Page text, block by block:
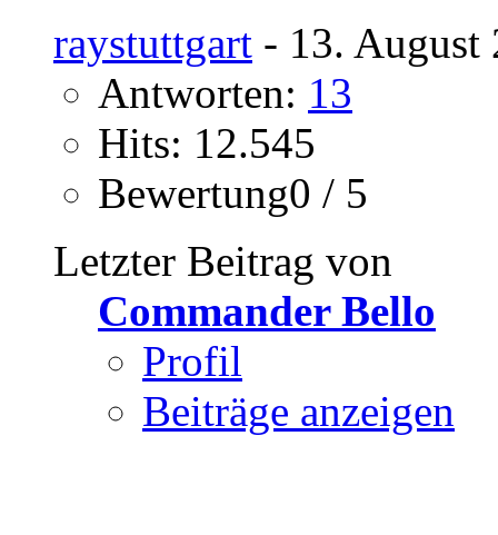
raystuttgart - 13. August
Antworten: 13
Hits: 12.545
Bewertung0 / 5
Letzter Beitrag von
Commander Bello
Profil
Beiträge anzeigen